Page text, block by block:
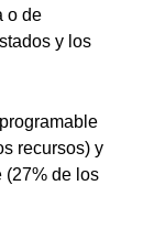
o de
y los
recursos) y
(27% de los